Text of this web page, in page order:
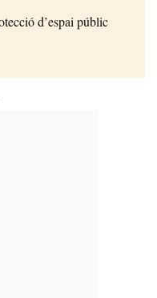
d’espai públic